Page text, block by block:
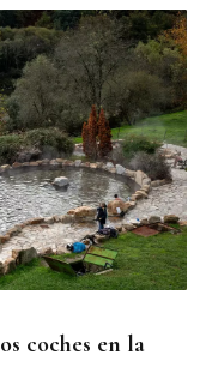
coches en la